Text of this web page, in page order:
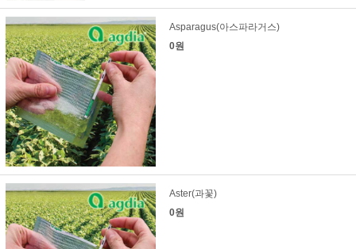
Asparagus(아스파라거스)
0원
Aster(과꽃)
0원